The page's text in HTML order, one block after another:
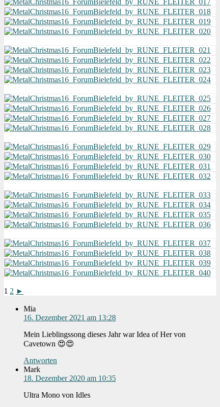
1 2 ►
Mia
16. Dezember 2021 am 13:28
Mein Lieblingssong dieses Jahr war Idea of Her von
Cavetown 😍😍
Antworten
Mark
18. Dezember 2020 am 10:35
Ultra Mono von Idles